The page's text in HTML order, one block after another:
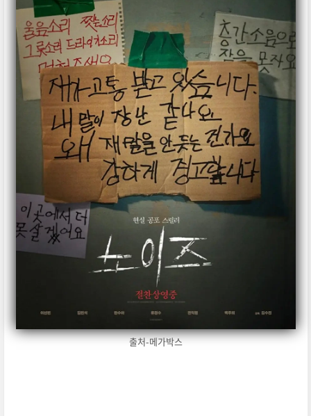
출처-메가박스